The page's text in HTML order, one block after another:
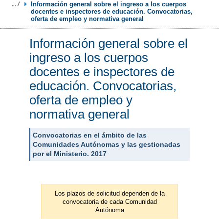
Información general sobre el ingreso a los cuerpos
docentes e inspectores de educación. Convocatorias,
oferta de empleo y normativa general
Información general sobre el
ingreso a los cuerpos
docentes e inspectores de
educación. Convocatorias,
oferta de empleo y
normativa general
Convocatorias en el ámbito de las
Comunidades Autónomas y las gestionadas
por el Ministerio. 2017
Los plazos de solicitud dependen de la
convocatoria de cada Comunidad
Autónoma